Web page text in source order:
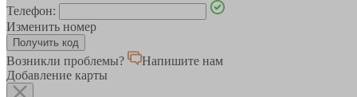
Телефон:
Изменить номер
Возникли проблемы?
Напишите нам
Добавление карты